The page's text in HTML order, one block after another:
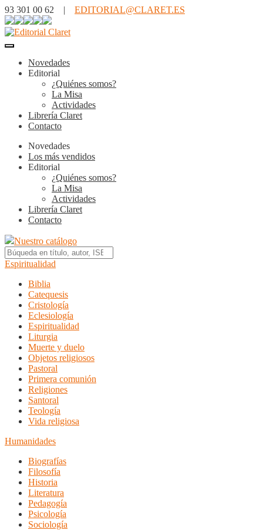
93 301 00 62 | EDITORIAL@CLARET.ES
Novedades
Editorial
¿Quiénes somos?
La Misa
Actividades
Librería Claret
Contacto
Novedades
Los más vendidos
Editorial
¿Quiénes somos?
La Misa
Actividades
Librería Claret
Contacto
Nuestro catálogo
Espiritualidad
Biblia
Catequesis
Cristología
Eclesiología
Espiritualidad
Liturgia
Muerte y duelo
Objetos religiosos
Pastoral
Primera comunión
Religiones
Santoral
Teología
Vida religiosa
Humanidades
Biografías
Filosofía
Historia
Literatura
Pedagogía
Psicología
Sociología